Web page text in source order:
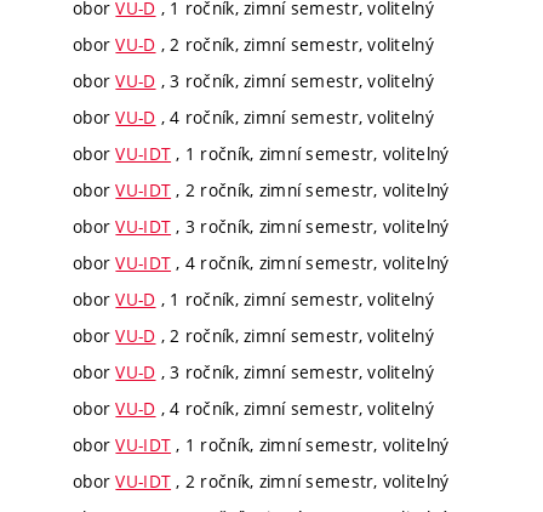
oborVU-D , 1 ročník, zimní semestr, volitelný
oborVU-D , 2 ročník, zimní semestr, volitelný
oborVU-D , 3 ročník, zimní semestr, volitelný
oborVU-D , 4 ročník, zimní semestr, volitelný
oborVU-IDT , 1 ročník, zimní semestr, volitelný
oborVU-IDT , 2 ročník, zimní semestr, volitelný
oborVU-IDT , 3 ročník, zimní semestr, volitelný
oborVU-IDT , 4 ročník, zimní semestr, volitelný
oborVU-D , 1 ročník, zimní semestr, volitelný
oborVU-D , 2 ročník, zimní semestr, volitelný
oborVU-D , 3 ročník, zimní semestr, volitelný
oborVU-D , 4 ročník, zimní semestr, volitelný
oborVU-IDT , 1 ročník, zimní semestr, volitelný
oborVU-IDT , 2 ročník, zimní semestr, volitelný